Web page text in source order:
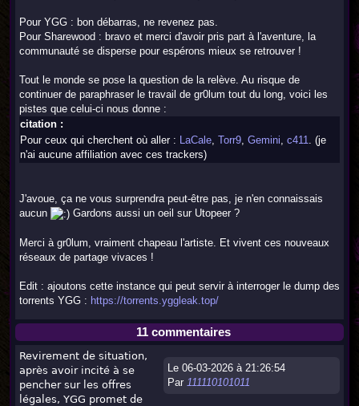
Pour YGG : bon débarras, ne revenez pas.
Pour Sharewood : bravo et merci d'avoir pris part à l'aventure, la
communauté se disperse pour espérons mieux se retrouver !
Tout le monde se pose la question de la relève. Au risque de
continuer de paraphraser le travail de gr0lum tout du long, voici les
pistes que celui-ci nous donne :
citation :
Pour ceux qui cherchent où aller : LaCale, Torr9, Gemini, c411. (je
n'ai aucune affiliation avec ces trackers)
J'avoue, ça ne vous surprendra peut-être pas, je n'en connaissais
aucun
Gardons aussi un oeil sur Utopeer ?
Merci à gr0lum, vraiment chapeau l'artiste. Et vivent ces nouveaux
réseaux de partage vivaces !
Edit : ajoutons cette instance qui peut servir à interroger le dump des
torrents YGG : https://torrents.yggleak.top/
11 commentaires
Le 06-03-2026 à 21:26:54
Par 111110101011
Revirement de situation,
après avoir incité à se
pencher sur les offres
légales, YGG promet de